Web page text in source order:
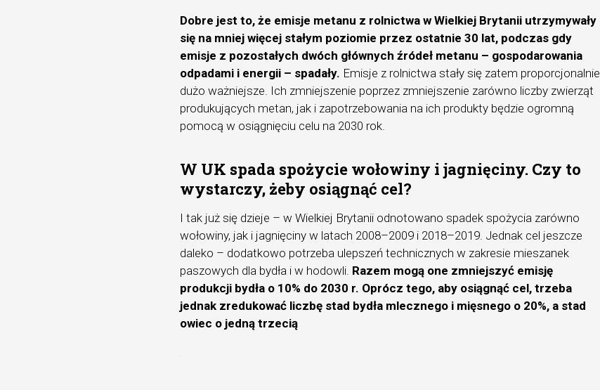
Dobre jest to, że emisje metanu z rolnictwa w Wielkiej Brytanii utrzymywały
się na mniej więcej stałym poziomie przez ostatnie 30 lat, podczas gdy
emisje z pozostałych dwóch głównych źródeł metanu – gospodarowania
odpadami i energii – spadały. Emisje z rolnictwa stały się zatem proporcjonalnie
dużo ważniejsze. Ich zmniejszenie poprzez zmniejszenie zarówno liczby zwierząt
produkujących metan, jak i zapotrzebowania na ich produkty będzie ogromną
pomocą w osiągnięciu celu na 2030 rok.
W UK spada spożycie wołowiny i jagnięciny. Czy to
wystarczy, żeby osiągnąć cel?
I tak już się dzieje – w Wielkiej Brytanii odnotowano spadek spożycia zarówno
wołowiny, jak i jagnięciny w latach 2008–2009 i 2018–2019. Jednak cel jeszcze
daleko – dodatkowo potrzeba ulepszeń technicznych w zakresie mieszanek
paszowych dla bydła i w hodowli. Razem mogą one zmniejszyć emisję
produkcji bydła o 10% do 2030 r. Oprócz tego, aby osiągnąć cel, trzeba
jednak zredukować liczbę stad bydła mlecznego i mięsnego o 20%, a stad
owiec o jedną trzecią